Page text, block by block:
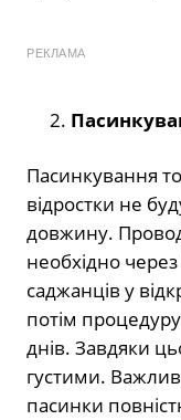
РЕКЛАМА
Пасинкування
відростки не
довжину.
необхідно
саджанців у
потім
днів. Завдяки
густими.
пасинки